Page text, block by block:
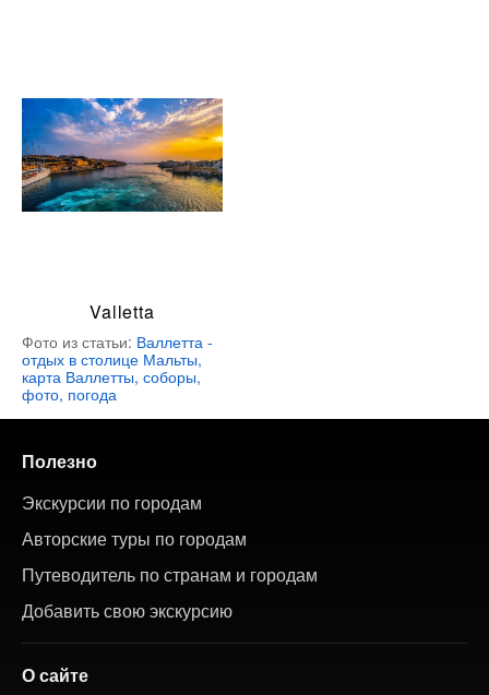
Valletta
Фото из статьи: Валлетта -
отдых в столице Мальты,
карта Валлетты, соборы,
фото, погода
Полезно
Экскурсии по городам
Авторские туры по городам
Путеводитель по странам и городам
Добавить свою экскурсию
О сайте